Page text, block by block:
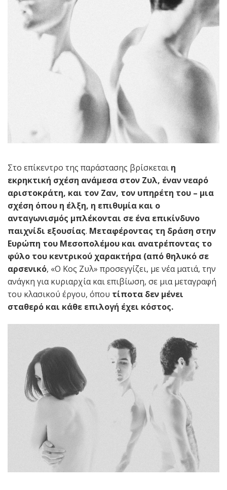
Στο επίκεντρο της παράστασης βρίσκεται η
εκρηκτική σχέση ανάμεσα στον Ζυλ, έναν νεαρό
αριστοκράτη, και τον Ζαν, τον υπηρέτη του – μια
σχέση όπου η έλξη, η επιθυμία και ο
ανταγωνισμός μπλέκονται σε ένα επικίνδυνο
παιχνίδι εξουσίας. Μεταφέροντας τη δράση στην
Ευρώπη του Μεσοπολέμου και ανατρέποντας το
φύλο του κεντρικού χαρακτήρα (από θηλυκό σε
αρσενικό, «Ο Κος Ζυλ» προσεγγίζει, με νέα ματιά, την
ανάγκη για κυριαρχία και επιβίωση, σε μια μεταγραφή
του κλασικού έργου, όπου τίποτα δεν μένει
σταθερό και κάθε επιλογή έχει κόστος.